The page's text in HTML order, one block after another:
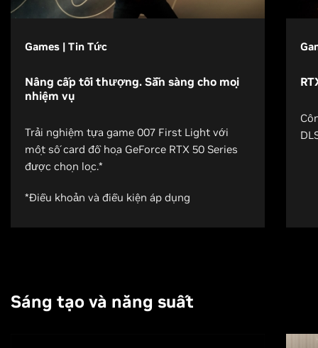
Games | Tin Tức
Nâng cấp tối thượng. Sẵn sàng cho mọi
nhiệm vụ
Trải nghiệm tựa game 007 First Light với
một số card đồ họa GeForce RTX 50 Series
được chọn lọc.*
*Điều khoản và điều kiện áp dụng
Sáng tạo và năng suất